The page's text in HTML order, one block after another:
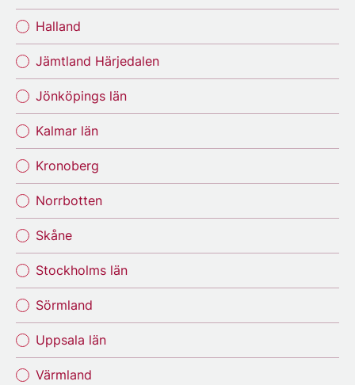
Halland
Jämtland Härjedalen
Jönköpings län
Kalmar län
Kronoberg
Norrbotten
Skåne
Stockholms län
Sörmland
Uppsala län
Värmland